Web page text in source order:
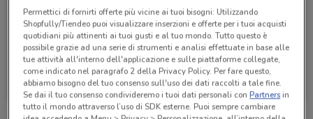
Alpitour
Scade il 31/10 243 m
Permettici di fornirti offerte più vicine ai tuoi bisogni: Utilizzando
Shopfully/Tiendeo puoi visualizzare inserzioni e offerte per i tuoi acquisti
quotidiani più attinenti ai tuoi gusti e al tuo mondo. Tutto questo è
possibile grazie ad una serie di strumenti e analisi effettuate in base alle
tue attività all'interno dell'applicazione e sulle piattaforme collegate,
come indicato nel paragrafo 2 della Privacy Policy. Per fare questo,
abbiamo bisogno del tuo consenso sull'uso dei dati raccolti a tale fine.
Se dai il tuo consenso condivideremo i tuoi dati personali conPartnersin
tutto il mondo attraverso l’uso di SDK esterne. Puoi sempre cambiare